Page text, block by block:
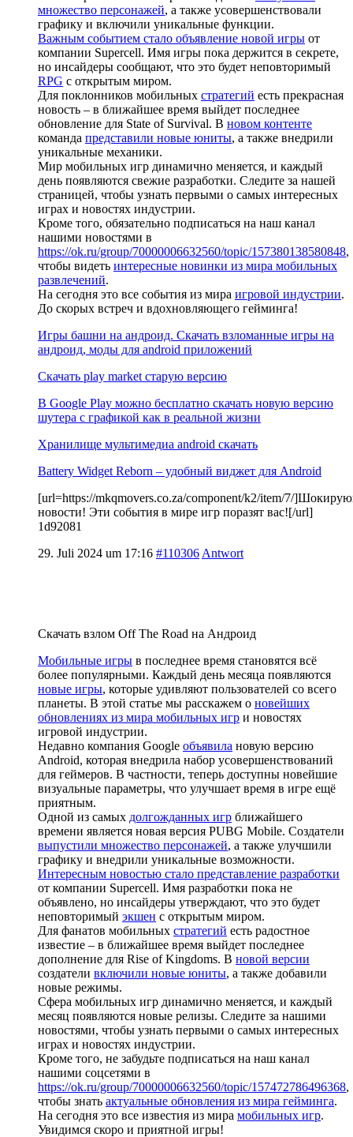
множество персонажей, а также усовершенствовали
графику и включили уникальные функции.
Важным событием стало объявление новой игры от
компании Supercell. Имя игры пока держится в секрете,
но инсайдеры сообщают, что это будет неповторимый
RPG с открытым миром.
Для поклонников мобильных стратегий есть прекрасная
новость – в ближайшее время выйдет последнее
обновление для State of Survival. В новом контенте
команда представили новые юниты, а также внедрили
уникальные механики.
Мир мобильных игр динамично меняется, и каждый
день появляются свежие разработки. Следите за нашей
страницей, чтобы узнать первыми о самых интересных
играх и новостях индустрии.
Кроме того, обязательно подписаться на наш канал
нашими новостями в
https://ok.ru/group/70000006632560/topic/157380138580848,
чтобы видеть интересные новинки из мира мобильных
развлечений.
На сегодня это все события из мира игровой индустрии.
До скорых встреч и вдохновляющего гейминга!
Игры башни на андроид. Скачать взломанные игры на
андроид, моды для android приложений
Скачать play market старую версию
В Google Play можно бесплатно скачать новую версию
шутера с графикой как в реальной жизни
Хранилище мультимедиа android скачать
Battery Widget Reborn – удобный виджет для Android
[url=https://mkqmovers.co.za/component/k2/item/7/
новости! Эти события в мире игр поразят вас![/url]
1d92081
29. Juli 2024 um 17:16 #110306 Antwort
Скачать взлом Off The Road на Андроид
Мобильные игры в последнее время становятся всё
более популярными. Каждый день месяца появляются
новые игры, которые удивляют пользователей со всего
планеты. В этой статье мы расскажем о новейших
обновлениях из мира мобильных игр и новостях
игровой индустрии.
Недавно компания Google объявила новую версию
Android, которая внедрила набор усовершенствований
для геймеров. В частности, теперь доступны новейшие
визуальные параметры, что улучшает время в игре ещё
приятным.
Одной из самых долгожданных игр ближайшего
времени является новая версия PUBG Mobile. Создатели
выпустили множество персонажей, а также улучшили
графику и внедрили уникальные возможности.
Интересным новостью стало представление разработки
от компании Supercell. Имя разработки пока не
объявлено, но инсайдеры утверждают, что это будет
неповторимый экшен с открытым миром.
Для фанатов мобильных стратегий есть радостное
известие – в ближайшее время выйдет последнее
дополнение для Rise of Kingdoms. В новой версии
создатели включили новые юниты, а также добавили
новые режимы.
Сфера мобильных игр динамично меняется, и каждый
месяц появляются новые релизы. Следите за нашими
новостями, чтобы узнать первыми о самых интересных
играх и новостях индустрии.
Кроме того, не забудьте подписаться на наш канал
нашими соцсетями в
https://ok.ru/group/70000006632560/topic/157472786496368,
чтобы знать актуальные обновления из мира гейминга.
На сегодня это все известия из мира мобильных игр.
Увидимся скоро и приятной игры!